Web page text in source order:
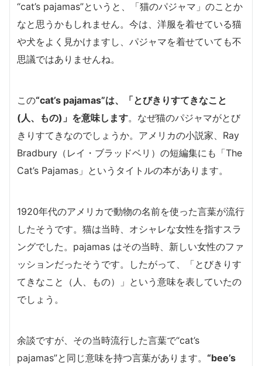
“cat’s pajamas”というと、「猫のパジャマ」のことか
なと思うかもしれません。今は、洋服を着せている猫
や犬をよく見かけますし、パジャマを着せていても不
思議ではありませんね。
この“cat’s pajamas”は、「とびきりすてきなこと
(人、もの)」を意味します。なぜ猫のパジャマがとび
きりすてきなのでしょうか。アメリカの小説家、Ray
Bradbury（レイ・ブラッドベリ）の短編集にも「The
Cat’s Pajamas」というタイトルの本があります。
1920年代のアメリカで動物の名前を使った言葉が流行
したそうです。猫は当時、オシャレな女性を指すスラ
ングでした。pajamas はその当時、新しい女性のファ
ッションだったそうです。したがって、「とびきりす
てきなこと（人、もの）」という意味を表していたの
でしょう。
余談ですが、その当時流行した言葉で“cat’s
pajamas”と同じ意味を持つ言葉があります。 “bee’s